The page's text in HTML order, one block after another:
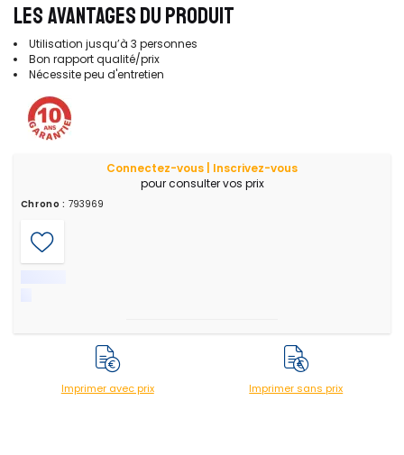
LES AVANTAGES DU PRODUIT
Utilisation jusqu’à 3 personnes
Bon rapport qualité/prix
Nécessite peu d'entretien
Connectez-vous | Inscrivez-vous
pour consulter vos prix
Chrono : 793969
Imprimer avec prix Imprimer sans prix